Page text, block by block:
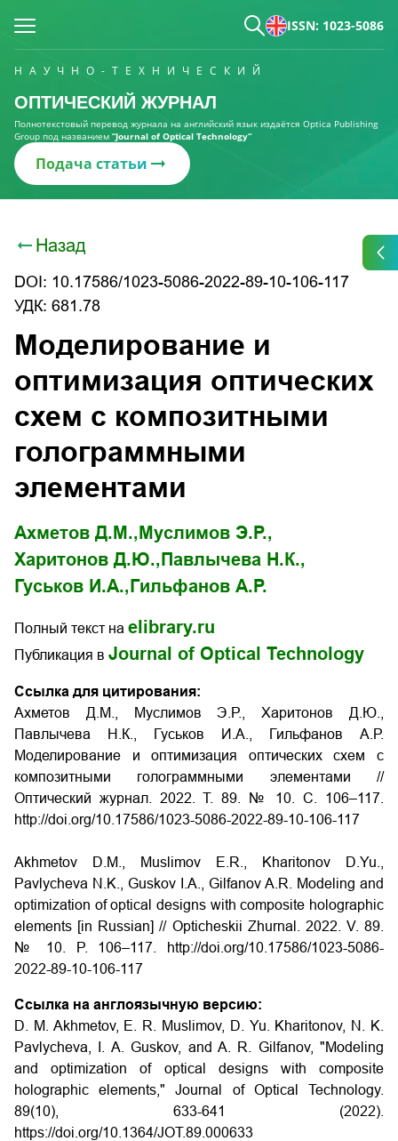
ISSN: 1023-5086
НАУЧНО-ТЕХНИЧЕСКИЙ
ОПТИЧЕСКИЙ ЖУРНАЛ
Полнотекстовый перевод журнала на английский язык издаётся Optica Publishing
Group под названием “Journal of Optical Technology“
Подача статьи
Назад
DOI: 10.17586/1023-5086-2022-89-10-106-117
УДК: 681.78
Моделирование и
оптимизация оптических
схем с композитными
голограммными
элементами
Ахметов Д.М., Муслимов Э.Р.,
Харитонов Д.Ю., Павлычева Н.К.,
Гуськов И.А., Гильфанов А.Р.
Полный текст на elibrary.ru
Публикация в Journal of Optical Technology
Ссылка для цитирования:
Ахметов Д.М., Муслимов Э.Р., Харитонов Д.Ю.,
Павлычева Н.К., Гуськов И.А., Гильфанов А.Р.
Моделирование и оптимизация оптических схем с
композитными голограммными элементами //
Оптический журнал. 2022. Т. 89. № 10. С. 106–117.
http://doi.org/10.17586/1023-5086-2022-89-10-106-117
Akhmetov D.M., Muslimov E.R., Kharitonov D.Yu.,
Pavlycheva N.K., Guskov I.A., Gilfanov A.R. Modeling and
optimization of optical designs with composite holographic
elements [in Russian] // Opticheskii Zhurnal. 2022. V. 89.
№ 10. P. 106–117. http://doi.org/10.17586/1023-5086-
2022-89-10-106-117
Ссылка на англоязычную версию:
D. M. Akhmetov, E. R. Muslimov, D. Yu. Kharitonov, N. K.
Pavlycheva, I. A. Guskov, and A. R. Gilfanov, "Modeling
and optimization of optical designs with composite
holographic elements," Journal of Optical Technology.
89(10), 633-641 (2022).
https://doi.org/10.1364/JOT.89.000633